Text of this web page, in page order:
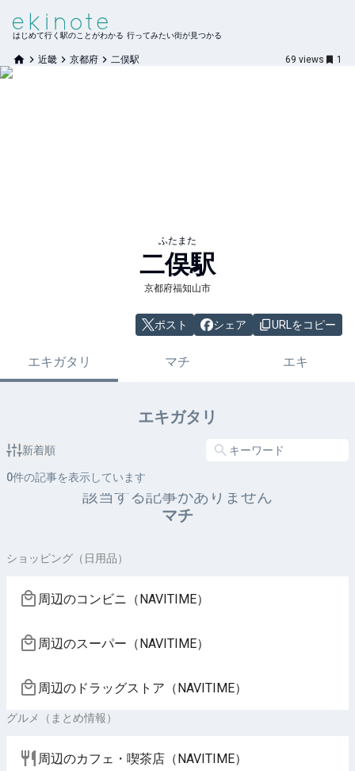
はじめて行く駅のことがわかる 行ってみたい街が見つかる
近畿 京都府 二俣駅 69 views 1
ふたまた
二俣駅
京都府福知山市
ポスト シェア URLをコピー
エキガタリ マチ エキ
エキガタリ
新着順
0件の記事を表示しています
該当する記事がありません
マチ
ショッピング（日用品）
周辺のコンビニ（NAVITIME）
周辺のスーパー（NAVITIME）
周辺のドラッグストア（NAVITIME）
グルメ（まとめ情報）
周辺のカフェ・喫茶店（NAVITIME）